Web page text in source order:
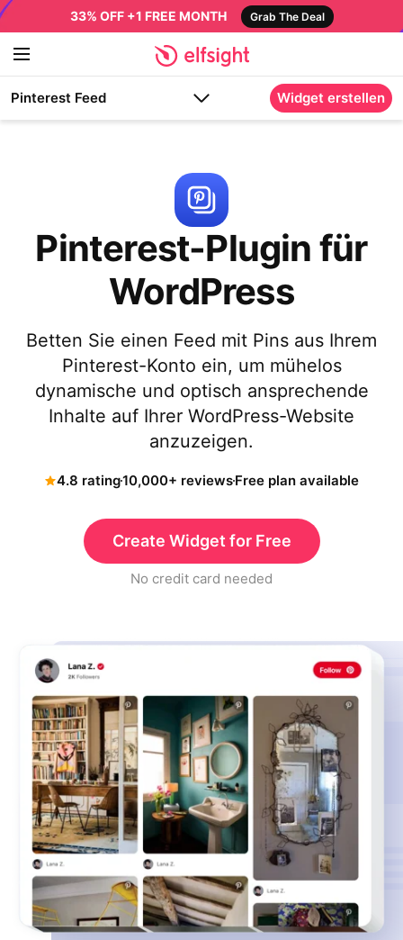
33% OFF +1 FREE MONTH Grab The Deal
Pinterest Feed Widget erstellen
Pinterest-Plugin für
WordPress
Betten Sie einen Feed mit Pins aus Ihrem
Pinterest-Konto ein, um mühelos
dynamische und optisch ansprechende
Inhalte auf Ihrer WordPress-Website
anzuzeigen.
4.8 rating10,000+ reviewsFree plan available
Create Widget for Free
No credit card needed